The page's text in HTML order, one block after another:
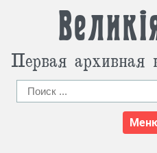
Первая архивная